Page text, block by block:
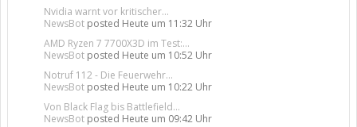
Nvidia warnt vor kritischer...
NewsBot posted Heute um 11:32 Uhr
AMD Ryzen 7 7700X3D im Test:...
NewsBot posted Heute um 10:52 Uhr
Notruf 112 - Die Feuerwehr...
NewsBot posted Heute um 10:22 Uhr
Von Black Flag bis Battlefield...
NewsBot posted Heute um 09:42 Uhr